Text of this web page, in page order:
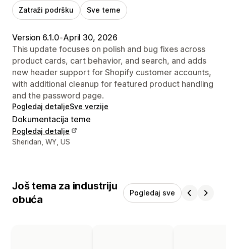
Zatraži podršku Sve teme
Version 6.1.0•April 30, 2026
This update focuses on polish and bug fixes across
product cards, cart behavior, and search, and adds
new header support for Shopify customer accounts,
with additional cleanup for featured product handling
and the password page.
Pogledaj detaljeSve verzije
Dokumentacija teme
Pogledaj detalje
Podaci za kontakt dizajnera
Sheridan, WY, US
Još tema za industriju
obuća
Pogledaj sve